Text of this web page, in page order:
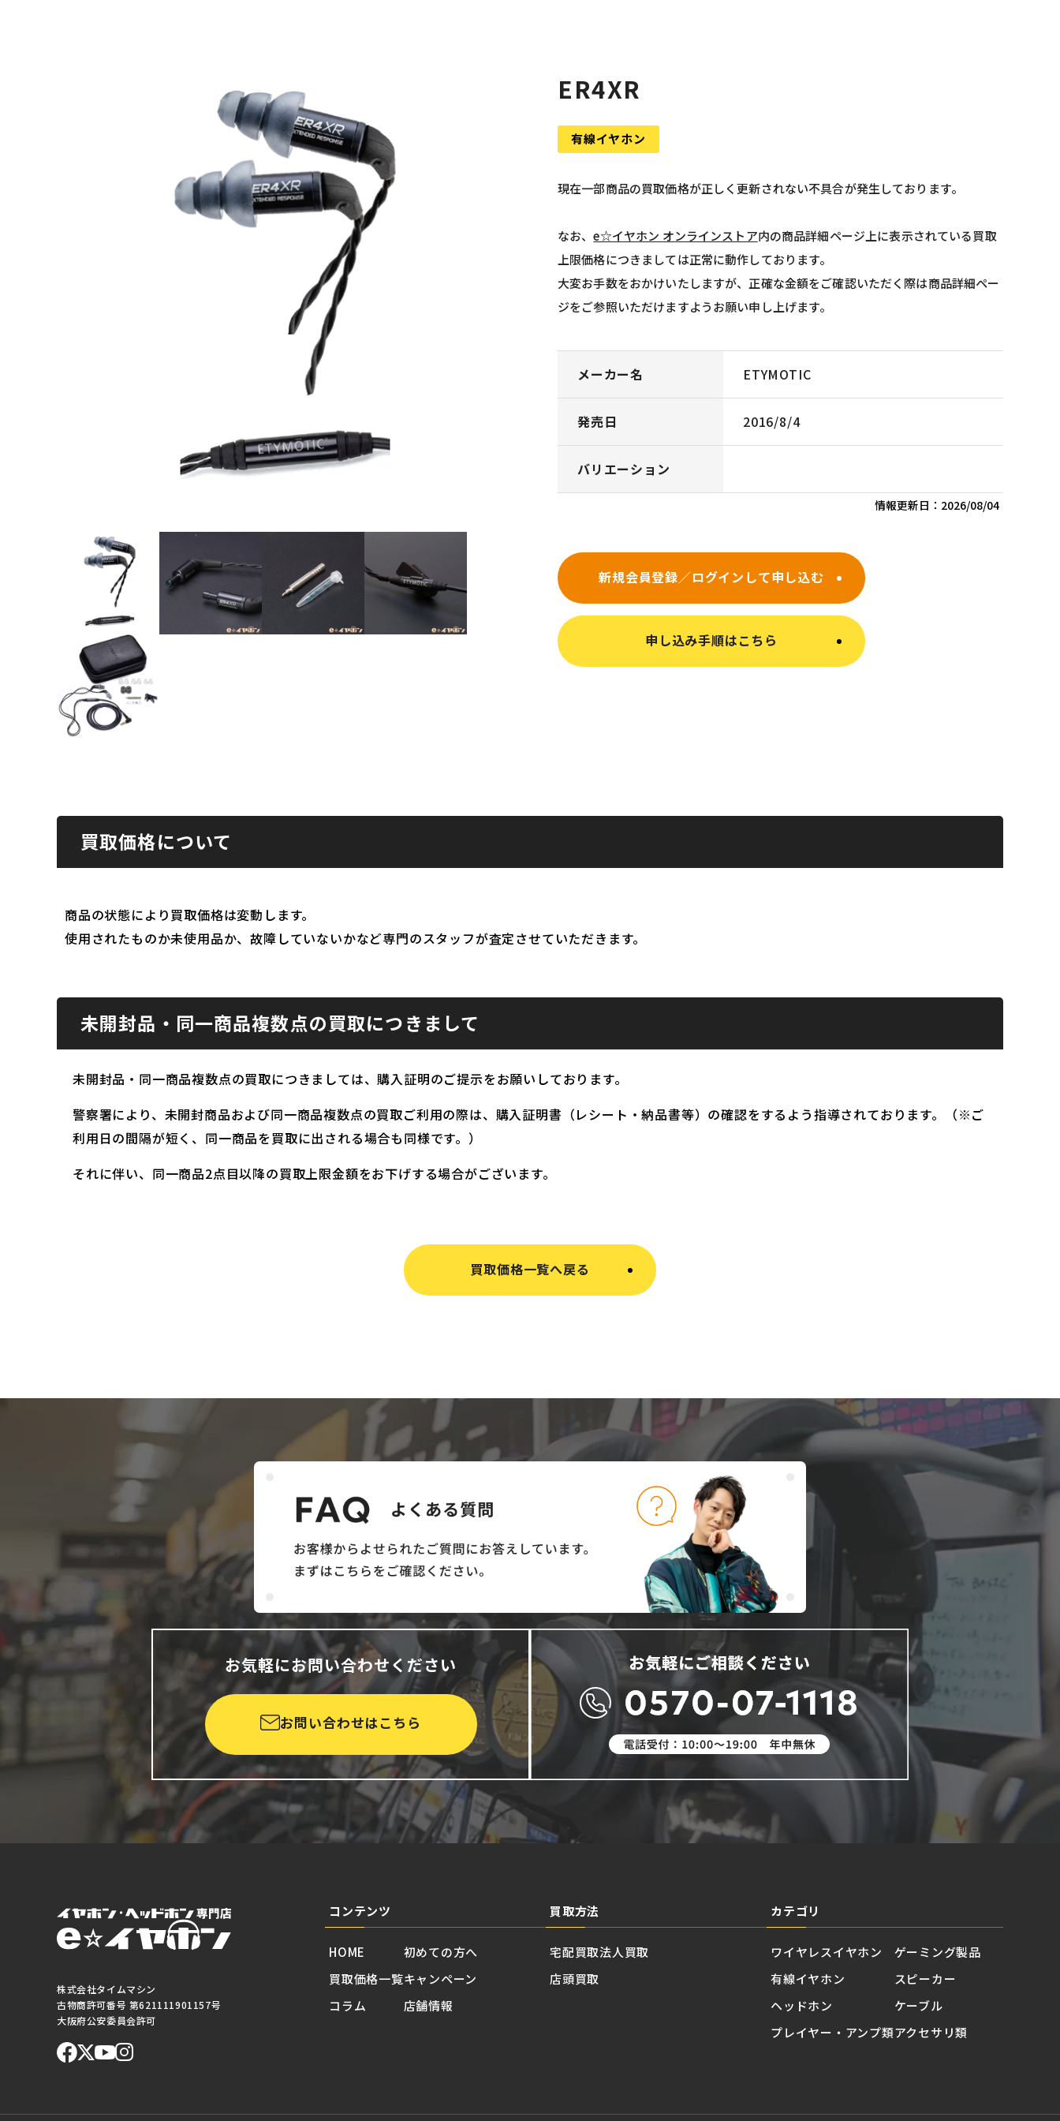
ER4XR
有線イヤホン
現在一部商品の買取価格が正しく更新されない不具合が発生しております。
なお、e☆イヤホン オンラインストア内の商品詳細ページ上に表示されている買取
上限価格につきましては正常に動作しております。
大変お手数をおかけいたしますが、正確な金額をご確認いただく際は商品詳細ペー
ジをご参照いただけますようお願い申し上げます。
メーカー名 ETYMOTIC
発売日 2016/8/4
バリエーション
情報更新日： 2026/08/04
新規会員登録／ログインして申し込む
申し込み手順はこちら
買取価格について
商品の状態により買取価格は変動します。
使用されたものか未使用品か、故障していないかなど専門のスタッフが査定させていただきます。
未開封品・同一商品複数点の買取につきまして
未開封品・同一商品複数点の買取につきましては、購入証明のご提示をお願いしております。
警察署により、未開封商品および同一商品複数点の買取ご利用の際は、購入証明書（レシート・納品書等）の確認をするよう指導されております。（※ご
利用日の間隔が短く、同一商品を買取に出される場合も同様です。）
それに伴い、同一商品2点目以降の買取上限金額をお下げする場合がございます。
買取価格一覧へ戻る
お気軽にお問い合わせください
お問い合わせはこちら
株式会社タイムマシン
古物商許可番号 第621111901157号
大阪府公安委員会許可
コンテンツ
HOME
買取価格一覧
コラム
初めての方へ
キャンペーン
店舗情報
買取方法
宅配買取
店頭買取
法人買取
カテゴリ
ワイヤレスイヤホン
有線イヤホン
ヘッドホン
プレイヤー・アンプ類
ゲーミング製品
スピーカー
ケーブル
アクセサリ類